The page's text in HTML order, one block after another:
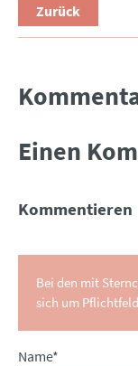
Zurück
Einen
Kommentieren
Bei den mit
sich um
Pflichtfeld
Name*